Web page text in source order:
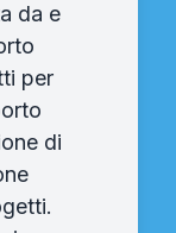
da e
per
di